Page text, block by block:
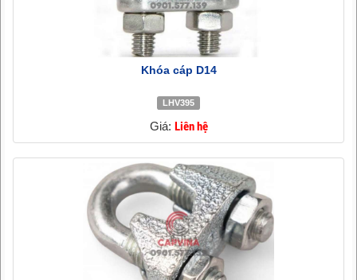
Khóa cáp D14
LHV395
Giá: Liên hệ